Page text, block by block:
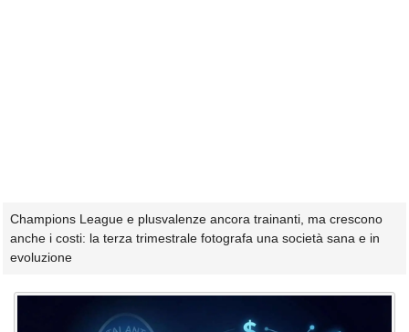
Champions League e plusvalenze ancora trainanti, ma crescono
anche i costi: la terza trimestrale fotografa una società sana e in
evoluzione